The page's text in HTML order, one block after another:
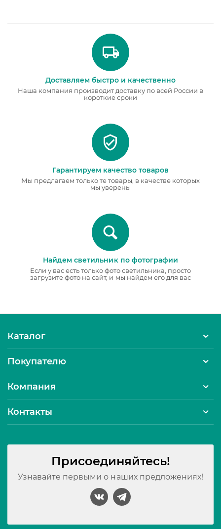
Доставляем быстро и качественно
Наша компания производит доставку по всей России в
короткие сроки
Гарантируем качество товаров
Мы предлагаем только те товары, в качестве которых
мы уверены
Найдем светильник по фотографии
Если у вас есть только фото светильника, просто
загрузите фото на сайт, и мы найдем его для вас
Каталог
Покупателю
Компания
Контакты
Присоединяйтесь!
Узнавайте первыми о наших предложениях!